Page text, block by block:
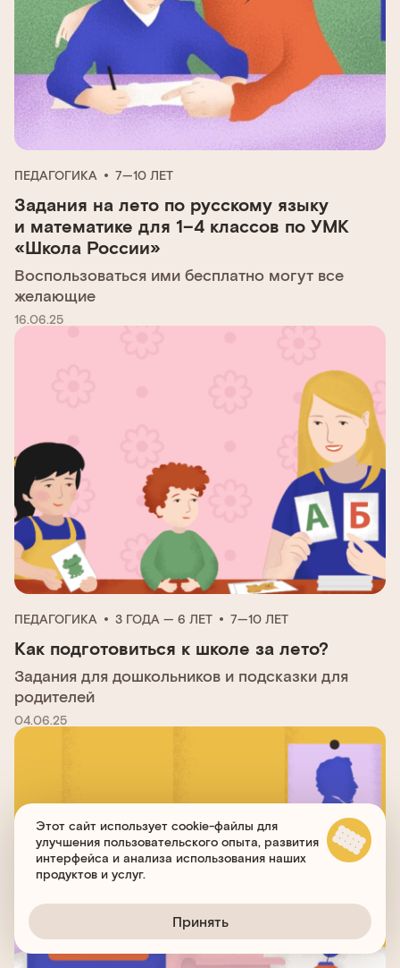
ПЕДАГОГИКА 7—10 ЛЕТ
Задания на лето по русскому языку
и математике для 1–4 классов по УМК
«Школа России»
Воспользоваться ими бесплатно могут все
желающие
16.06.25
ПЕДАГОГИКА 3 ГОДА — 6 ЛЕТ 7—10 ЛЕТ
Как подготовиться к школе за лето?
Задания для дошкольников и подсказки для
родителей
04.06.25
Этот сайт использует cookie-файлы для
улучшения пользовательского опыта, развития
интерфейса и анализа использования наших
продуктов и услуг.
Принять